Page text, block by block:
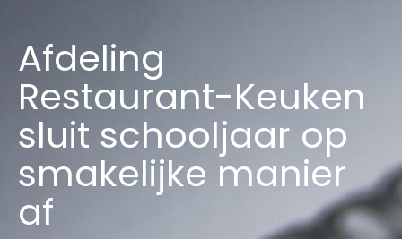
Afdeling
Restaurant-Keuken
sluit schooljaar op
smakelijke manier
af